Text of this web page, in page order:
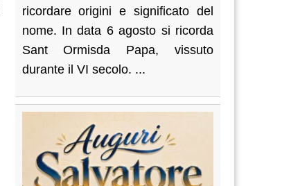
ricordare origini e significato del
nome. In data 6 agosto si ricorda
Sant Ormisda Papa, vissuto
durante il VI secolo. ...